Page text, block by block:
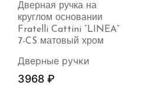
Дверная ручка на
круглом основании
Fratelli Cattini “LINEA”
7-CS матовый хром
Дверные ручки
3968 ₽